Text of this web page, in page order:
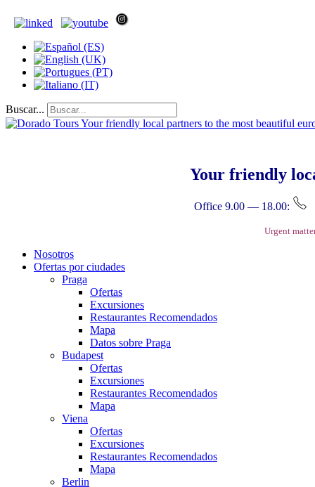
Buscar...
Your friendly
Office 9.00 — 18.00:
Urgent
Nosotros
Ofertas por ciudades
Praga
Ofertas
Excursiones
Restaurantes Recomendados
Mapa
Datos sobre Praga
Budapest
Ofertas
Excursiones
Restaurantes Recomendados
Mapa
Viena
Ofertas
Excursiones
Restaurantes Recomendados
Mapa
Berlin